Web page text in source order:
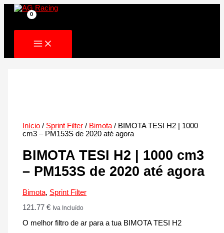
Skip
Início / Sprint Filter / Bimota/ BIMOTA TESI H2 | 1000
cm3 – PM153S de 2020 até agora
BIMOTA TESI H2 | 1000 cm3
– PM153S de 2020 até agora
Bimota, Sprint Filter
121.77€ Iva Incluído
O melhor filtro de ar para a tua BIMOTA TESI H2